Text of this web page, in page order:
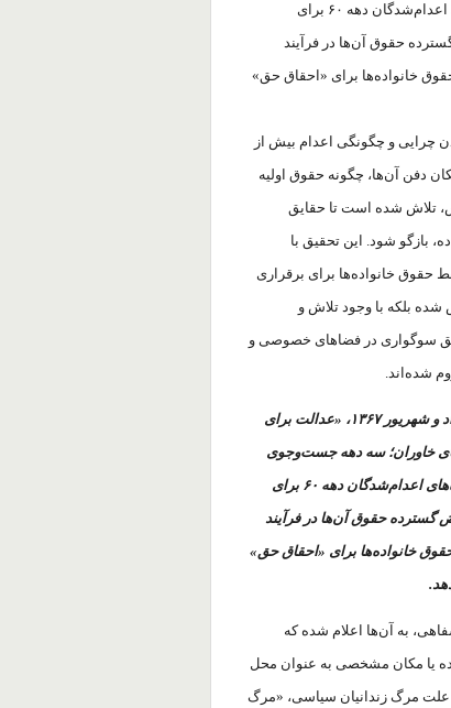
حقیقت و عدالت»، تلاش کرده تا مقاومت و مطالبات مستمر خانواده‌های اعدام‌شدگان دهه ۶۰ برای
حقوق آن‌ها در فرآیند
خانواده‌ها برای «احقاق حق»
چرایی و چگونگی اعدام بیش از
نکردن مکان دفن آن‌ها، چگونه حقوق اولیه
تلاش شده است تا حقایق
بازگو شود. این تحقیق با
حقوق خانواده‌ها برای برقراری
بلکه با وجود تلاش و
حق سوگواری در فضاهای خصوصی و
شده‌اند.
هم‌زمان با سالگرد اعدام دسته جمعی هزاران زندانی سیاسی در مرداد و شهریور ۱۳۶۷، «عدالت برای
خاوران؛ سه دهه جست‌و‌جوی
حقیقت و عدالت»، تلاش کرده تا مقاومت و مطالبات مستمر خانواده‌های اعدام‌شدگان دهه ۶۰ برای
گسترده حقوق آن‌ها در فرآیند
خانواده‌ها برای «احقاق حق»
به آن‌ها اعلام شده که
یا مکان مشخصی به عنوان محل
مرگ زندانیان سیاسی، «مرگ